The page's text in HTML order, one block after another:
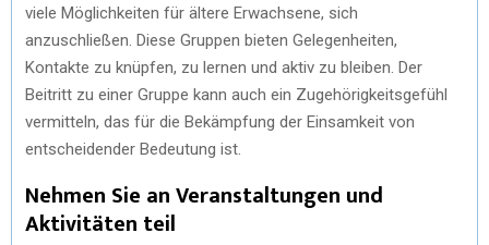
viele Möglichkeiten für ältere Erwachsene, sich
anzuschließen. Diese Gruppen bieten Gelegenheiten,
Kontakte zu knüpfen, zu lernen und aktiv zu bleiben. Der
Beitritt zu einer Gruppe kann auch ein Zugehörigkeitsgefühl
vermitteln, das für die Bekämpfung der Einsamkeit von
entscheidender Bedeutung ist.
Nehmen Sie an Veranstaltungen und
Aktivitäten teil